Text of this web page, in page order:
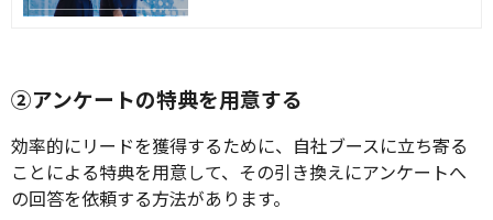
②アンケートの特典を用意する
効率的にリードを獲得するために、自社ブースに立ち寄る
ことによる特典を用意して、その引き換えにアンケートへ
の回答を依頼する方法があります。